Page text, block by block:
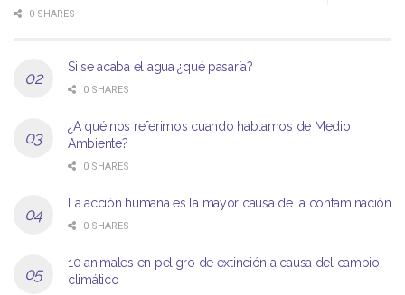
0 SHARES
Si se acaba el agua ¿qué pasaría?
0 SHARES
¿A qué nos referimos cuando hablamos de Medio
Ambiente?
0 SHARES
La acción humana es la mayor causa de la contaminación
0 SHARES
10 animales en peligro de extinción a causa del cambio
climático